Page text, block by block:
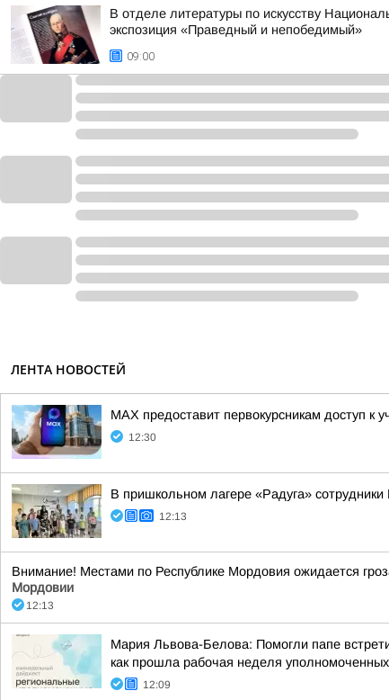
В отделе литературы по искусству
экспозиция «Праведный и непобедимый»
09:00
ЛЕНТА НОВОСТЕЙ
MAX предоставит первокурсникам доступ к
12:30
В пришкольном лагере «Радуга»
12:13
Внимание! Местами по Республике Мордовия ожидается
Мордовии
12:13
Мария Львова-Белова: Помогли папе
как прошла рабочая неделя
12:09